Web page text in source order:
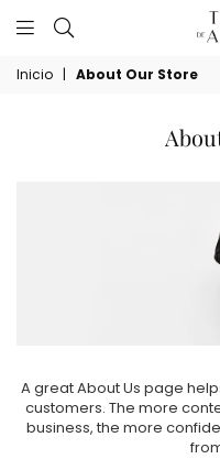
Inicio | About Our Store
A great About Us page
customers. The more
business, the more